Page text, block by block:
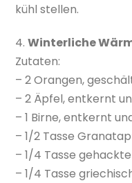
kühl stellen.
4.Winterliche
Zutaten:
– 2 Orangen,
– 2 Äpfel, entkernt
– 1 Birne, entkernt
– 1/2 Tasse
– 1/4 Tasse
– 1/4 Tasse